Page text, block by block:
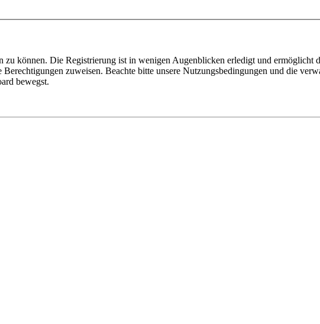
zu können. Die Registrierung ist in wenigen Augenblicken erledigt und
zuweisen. Beachte bitte unsere Nutzungsbedingungen und die
bewegst.